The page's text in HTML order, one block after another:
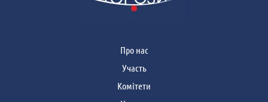
Про нас
Участь
Комітети